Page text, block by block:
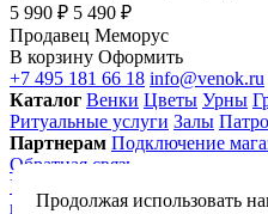
5 990 ₽ 5 490 ₽
Продавец Меморус
В корзину Оформить
+7 495 181 66 18 info@venok.ru
Каталог Венки Цветы Урны
Ритуальные услуги Залы
Партнерам Подключение
Обратная связь
Условия использования
конфиденциальности
Продолжая использовать